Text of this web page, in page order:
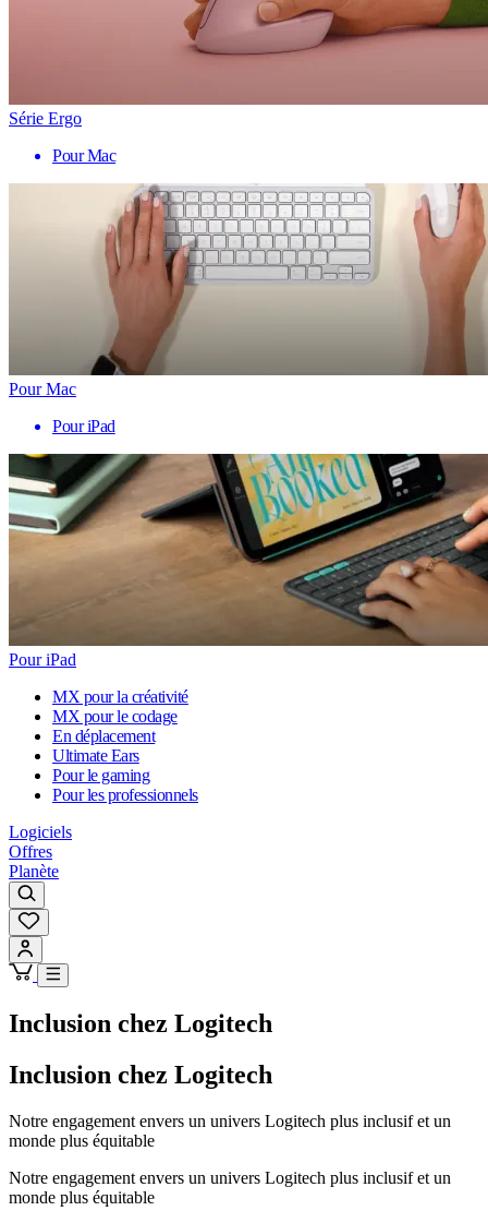
Série Ergo
Pour Mac
Pour Mac
Pour iPad
Pour iPad
MX pour la créativité
MX pour le codage
En déplacement
Ultimate Ears
Pour le gaming
Pour les professionnels
Logiciels
Offres
Planète
Inclusion chez Logitech
Inclusion chez Logitech
Notre engagement envers un univers Logitech plus inclusif et un
monde plus équitable
Notre engagement envers un univers Logitech plus inclusif et un
monde plus équitable